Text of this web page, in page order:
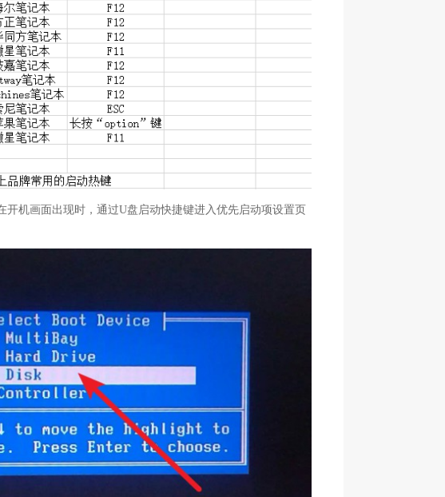
开机画面出现时，通过U盘启动快捷键进入优先启动项设置页